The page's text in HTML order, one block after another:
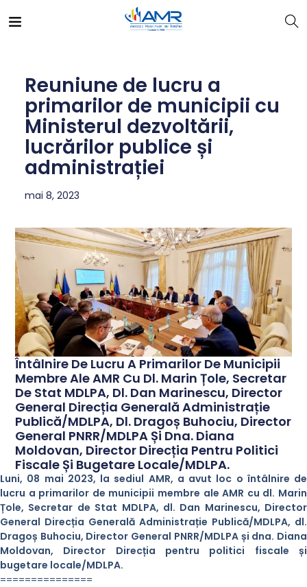
Reuniune de lucru a
primarilor de municipii cu
Ministerul dezvoltării,
lucrărilor publice și
administrației
mai 8, 2023
Întâlnire De Lucru A Primarilor De Municipii
Membre Ale AMR Cu Dl. Marin Țole, Secretar
De Stat MDLPA, Dl. Dan Marinescu, Director
General Direcția Generală Administrație
Publică/MDLPA, Dl. Dragoș Buhociu, Director
General PNRR/MDLPA Și Dna. Diana
Moldovan, Director Direcția Pentru Politici
Fiscale Și Bugetare Locale/MDLPA.
Luni, 08 mai 2023, la sediul AMR, a avut loc o întâlnire de
lucru a primarilor de municipii membre ale AMR cu dl. Marin
Țole, Secretar de Stat MDLPA, dl. Dan Marinescu, Director
General Direcția Generală Administrație Publică/MDLPA, dl.
Dragoș Buhociu, Director General PNRR/MDLPA și dna. Diana
Moldovan, Director Direcția pentru politici fiscale și
bugetare locale/MDLPA.
===============